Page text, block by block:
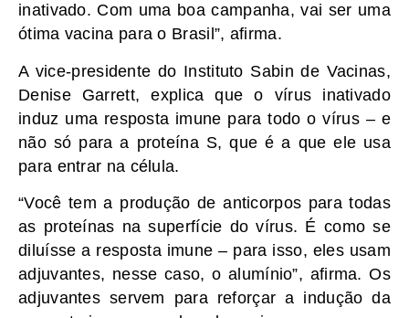
inativado. Com uma boa campanha, vai ser uma
ótima vacina para o Brasil”, afirma.
A vice-presidente do Instituto Sabin de Vacinas,
Denise Garrett, explica que o vírus inativado
induz uma resposta imune para todo o vírus – e
não só para a proteína S, que é a que ele usa
para entrar na célula.
“Você tem a produção de anticorpos para todas
as proteínas na superfície do vírus. É como se
diluísse a resposta imune – para isso, eles usam
adjuvantes, nesse caso, o alumínio”, afirma. Os
adjuvantes servem para reforçar a indução da